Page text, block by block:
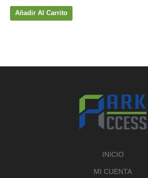
Añadir Al Carrito
INICIO
MI CUENTA